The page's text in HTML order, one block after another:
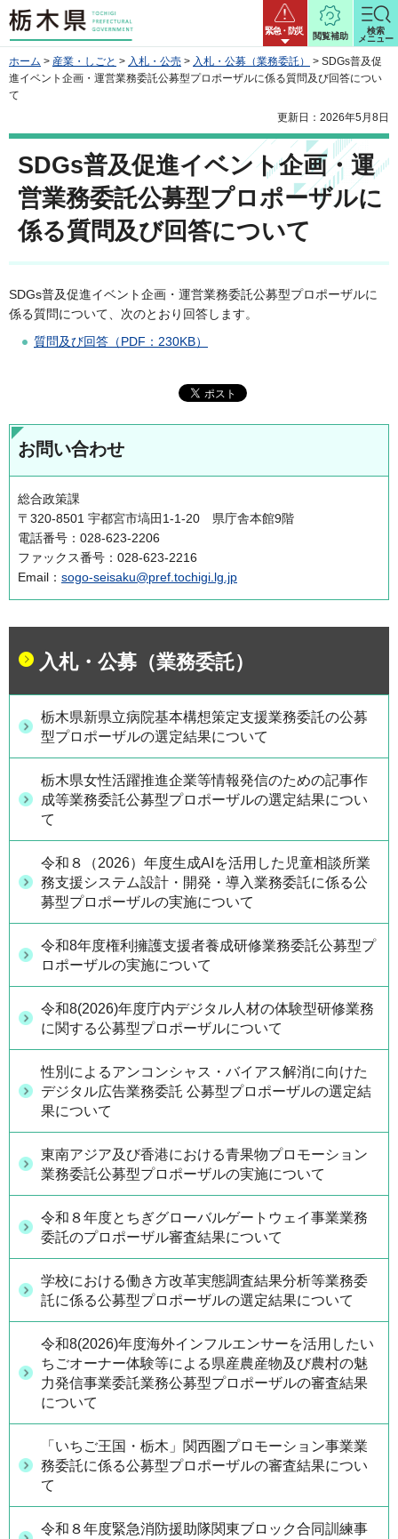
栃木県 緊急・防災
閲覧補助
検索
メニュー
ホーム > 産業・しごと > 入札・公売 > 入札・公募（業務委託）
> SDGs普及促
進イベント企画・運営業務委託公募型プロポーザルに係る質問及び回答につい
て
更新日：2026年5月8日
SDGs普及促進イベント企画・運
営業務委託公募型プロポーザルに
係る質問及び回答について
SDGs普及促進イベント企画・運営業務委託公募型プロポーザルに
係る質問について、次のとおり回答します。
質問及び回答（PDF：230KB）
お問い合わせ
総合政策課
〒320-8501 宇都宮市塙田1-1-20 県庁舎本館9階
電話番号：028-623-2206
ファックス番号：028-623-2216
Email： sogo-seisaku@pref.tochigi.lg.jp
入札・公募（業務委託）
栃木県新県立病院基本構想策定支援業務委託の公募
型プロポーザルの選定結果について
栃木県女性活躍推進企業等情報発信のための記事作
成等業務委託公募型プロポーザルの選定結果につい
て
令和８（2026）年度生成AIを活用した児童相談所業
務支援システム設計・開発・導入業務委託に係る公
募型プロポーザルの実施について
令和8年度権利擁護支援者養成研修業務委託公募型プ
ロポーザルの実施について
令和8(2026)年度庁内デジタル人材の体験型研修業務
に関する公募型プロポーザルについて
性別によるアンコンシャス・バイアス解消に向けた
デジタル広告業務委託 公募型プロポーザルの選定結
果について
東南アジア及び香港における青果物プロモーション
業務委託公募型プロポーザルの実施について
令和８年度とちぎグローバルゲートウェイ事業業務
委託のプロポーザル審査結果について
学校における働き方改革実態調査結果分析等業務委
託に係る公募型プロポーザルの選定結果について
令和8(2026)年度海外インフルエンサーを活用したい
ちごオーナー体験等による県産農産物及び農村の魅
力発信事業委託業務公募型プロポーザルの審査結果
について
「いちご王国・栃木」関西圏プロモーション事業業
務委託に係る公募型プロポーザルの審査結果につい
て
令和８年度緊急消防援助隊関東ブロック合同訓練事